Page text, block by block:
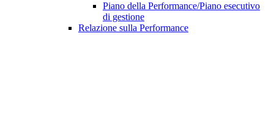
Piano della Performance/Piano esecutivo
di gestione
Relazione sulla Performance